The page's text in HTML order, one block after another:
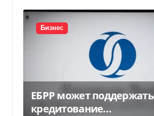
Бизнес
ЕБРР может поддержать
кредитование